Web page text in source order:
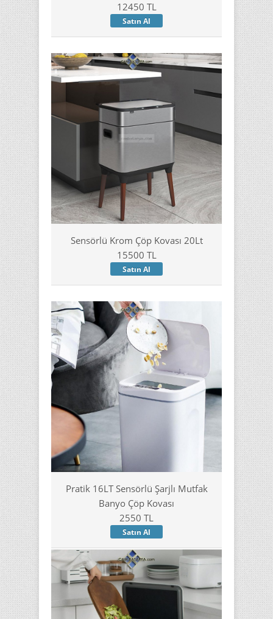
12450 TL
Satın Al
Sensörlü Krom Çöp Kovası 20Lt
15500 TL
Satın Al
Pratik 16LT Sensörlü Şarjlı Mutfak
Banyo Çöp Kovası
2550 TL
Satın Al